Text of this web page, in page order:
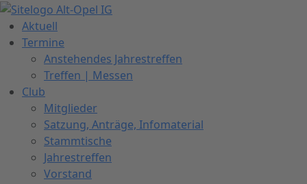
Zum
Inhalt
springen
Aktuell
Termine
Anstehendes Jahrestreffen
Treffen | Messen
Club
Mitglieder
Satzung, Anträge, Infomaterial
Stammtische
Jahrestreffen
Vorstand